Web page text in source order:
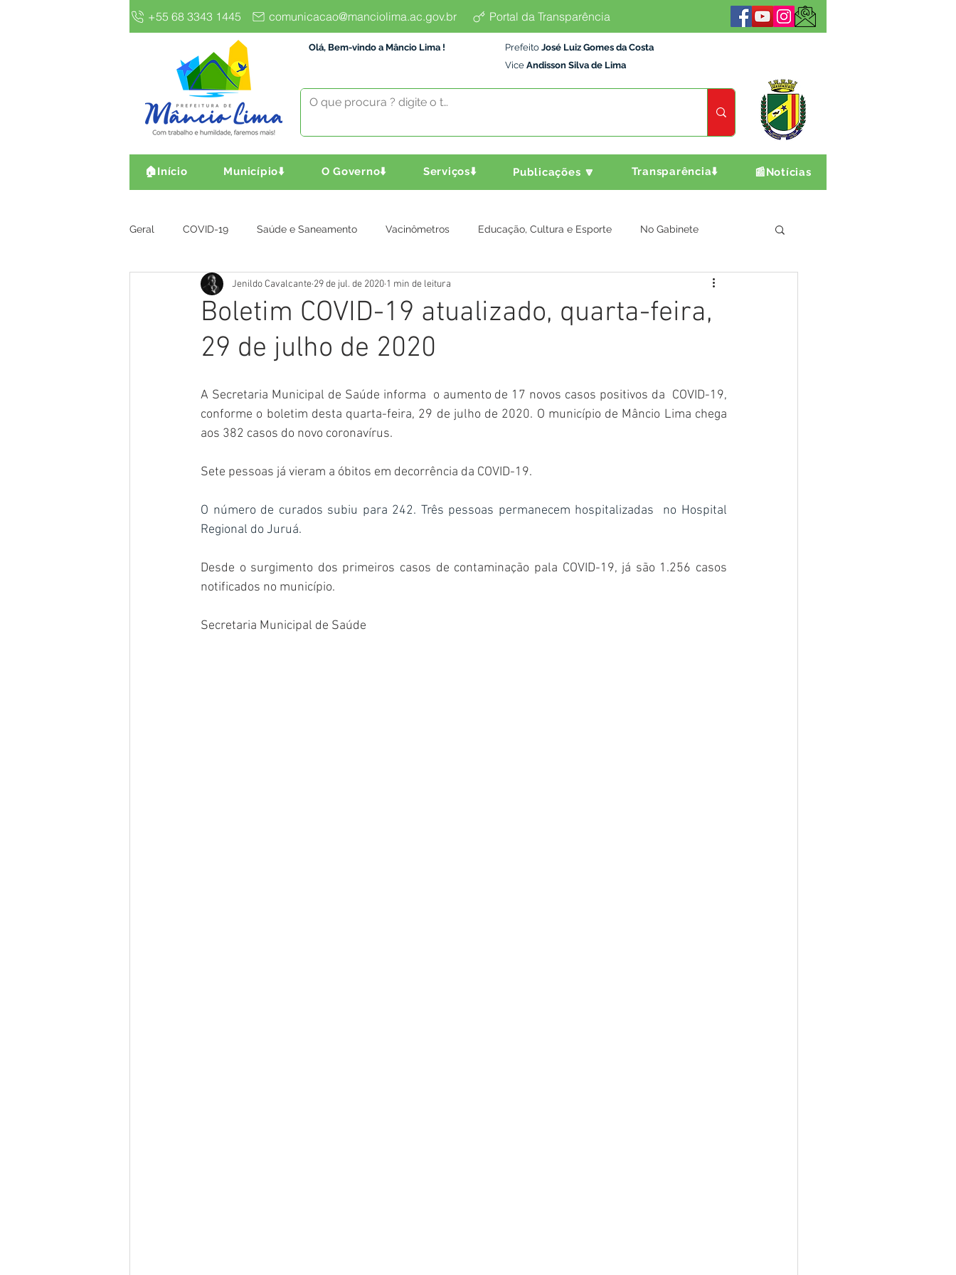
+55 68 3343 1445 comunicacao@manciolima.ac.gov.br Portal da Transparência
Olá, Bem-vindo a Mâncio Lima ! Prefeito José Luiz Gomes da Costa
Vice Andisson Silva de Lima
🏠Início Município⬇️ O Governo⬇️ Serviços⬇️ Publicações 🔽 Transparência⬇️ 📰Notícias
Geral COVID-19 Saúde e Saneamento Vacinômetros Educação, Cultura e Esporte No Gabinete
Gestão e Finanças Infra, Obra e Transporte Assistência Social Agricultura e Produção
Meio Ambiente Concursos Comunicado Aniversário
Datas Comemorativas POSSE Institucional e Governo Homenagem Meio Ambiente e Turismo
Vigilãncia Sanitária
Boletim COVID-19 atualizado, quarta-feira,
29 de julho de 2020
Jenildo Cavalcante 29 de jul. de 2020 1 min de leitura
A Secretaria Municipal de Saúde informa  o aumento de 17 novos casos positivos da  COVID-19,
conforme o boletim desta quarta-feira, 29 de julho de 2020. O município de Mâncio Lima chega
aos 382 casos do novo coronavírus.
Sete pessoas já vieram a óbitos em decorrência da COVID-19.
O número de curados subiu para 242. Três pessoas permanecem hospitalizadas  no Hospital
Regional do Juruá.
Desde o surgimento dos primeiros casos de contaminação pala COVID-19, já são 1.256 casos
notificados no município.
Secretaria Municipal de Saúde